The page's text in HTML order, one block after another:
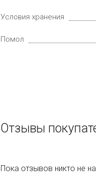
Условия хранения
Помол
Отзывы
Пока отзывов никто не